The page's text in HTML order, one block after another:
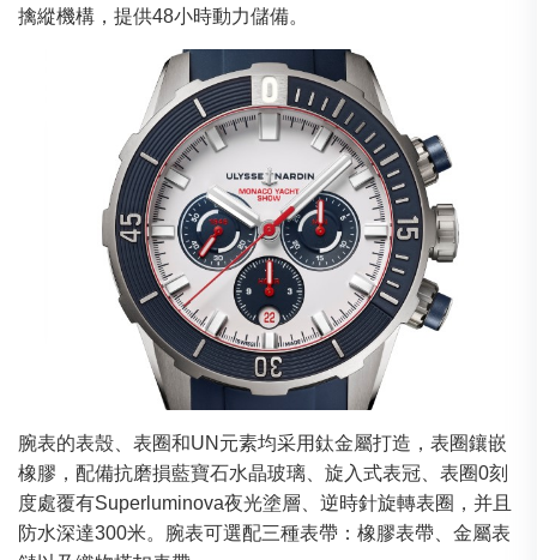
擒縱機構，提供48小時動力儲備。
腕表的表殼、表圈和UN元素均采用鈦金屬打造，表圈鑲嵌
橡膠，配備抗磨損藍寶石水晶玻璃、旋入式表冠、表圈0刻
度處覆有Superluminova夜光塗層、逆時針旋轉表圈，并且
防水深達300米。腕表可選配三種表帶：橡膠表帶、金屬表